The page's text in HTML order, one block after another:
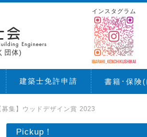
団体)
インスタグラム
建築士免許申請 書籍･保険
募集】ウッドデザイン賞 2023
Pickup！